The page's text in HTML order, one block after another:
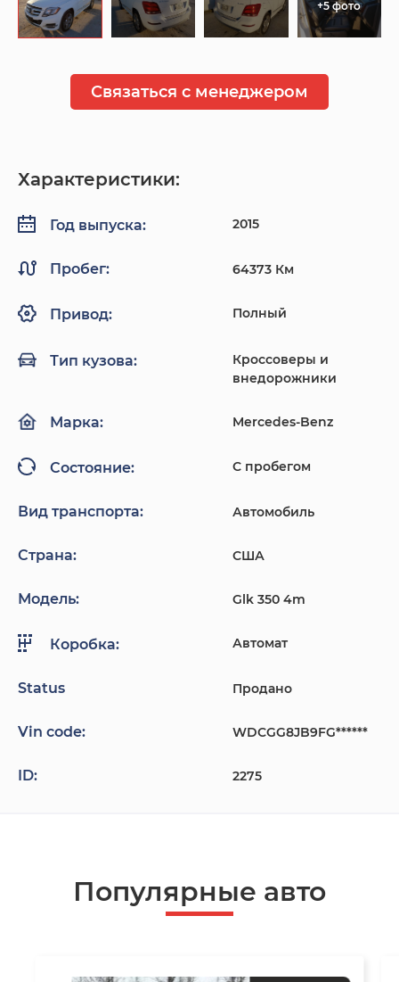
+5 фото
Связаться с менеджером
Характеристики:
Год выпуска: 2015
Пробег: 64373 Км
Привод: Полный
Тип кузова:
Кроссоверы и
внедорожники
Марка: Mercedes-Benz
Состояние: С пробегом
Вид транспорта: Автомобиль
Страна: США
Модель: Glk 350 4m
Коробка: Автомат
Status Продано
Vin code: WDCGG8JB9FG******
ID: 2275
Популярные авто